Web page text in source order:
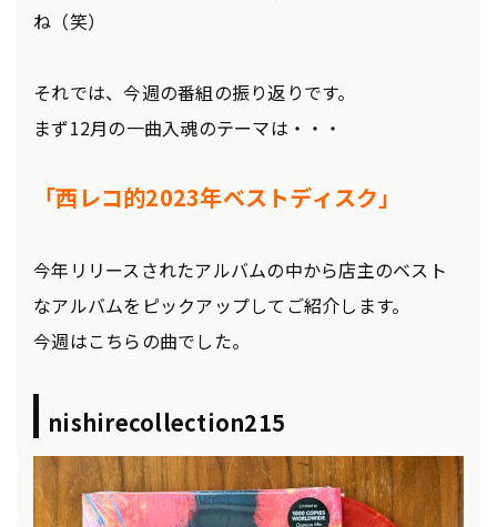
ね（笑）
それでは、今週の番組の振り返りです。
まず12月の一曲入魂のテーマは・・・
「西レコ的2023年ベストディスク」
今年リリースされたアルバムの中から店主のベスト
なアルバムをピックアップしてご紹介します。
今週はこちらの曲でした。
nishirecollection215